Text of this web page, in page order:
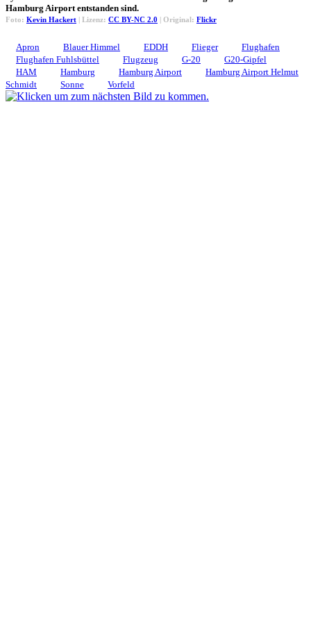
Hamburg Airport entstanden sind.
Foto: Kevin Hackert | Lizenz: CC BY-NC 2.0 | Original: Flickr
Apron Blauer Himmel EDDH Flieger
Flughafen
Flughafen Fuhlsbüttel
Flugzeug G-20
G20-Gipfel
HAM
Hamburg Hamburg Airport
Hamburg Airport Helmut
Schmidt
Sonne Vorfeld